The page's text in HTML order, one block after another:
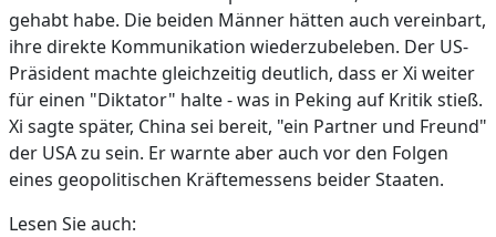
gehabt habe. Die beiden Männer hätten auch vereinbart,
ihre direkte Kommunikation wiederzubeleben. Der US-
Präsident machte gleichzeitig deutlich, dass er Xi weiter
für einen "Diktator" halte - was in Peking auf Kritik stieß.
Xi sagte später, China sei bereit, "ein Partner und Freund"
der USA zu sein. Er warnte aber auch vor den Folgen
eines geopolitischen Kräftemessens beider Staaten.
Lesen Sie auch: